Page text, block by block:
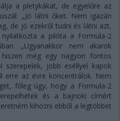
a pletykákat, de egyelőre az
„Jó látni őket. Nem igazán
de jó ezekről tudni és látni azt,
a pilóta a Formula-2
„Ugyanakkor nem akarok
még egy nagyon fontos
jobb eséllyel kapok
erre az évre koncentrálok. Nem
főleg úgy, hogy a Formula-2
és a bajnoki címért
kihozni ebből a legtöbbet